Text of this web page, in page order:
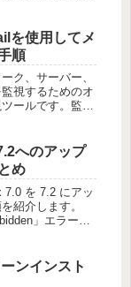
コマンド
を使用してメ
順
ク、サーバー、
視するためのオ
ールです。監視
。この記事で
Zabb
へのアップ
め
7.0 を 7.2 にアッ
紹介します。
」エラーへ
ンインスト